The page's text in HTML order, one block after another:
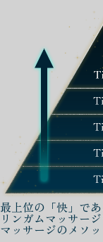
最上位の「快」であ
リンガムマッサー
マッサージのメソ